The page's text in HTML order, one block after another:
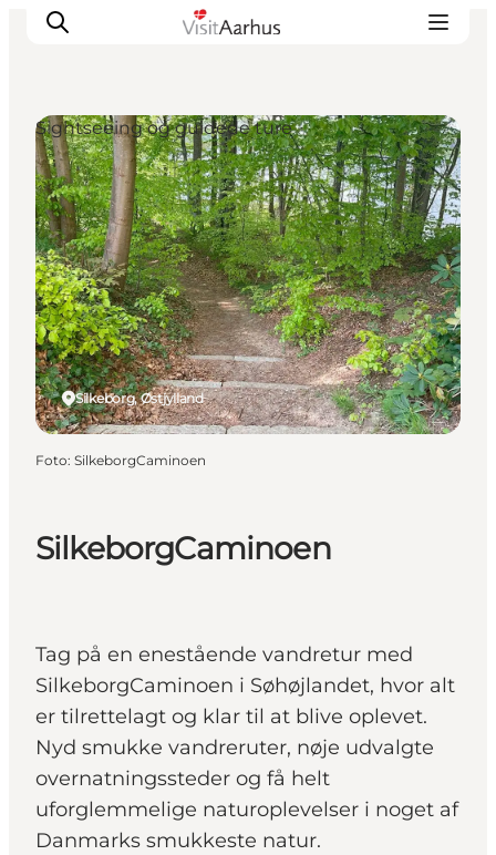
Oplevelser
Kalender
Byer og steder
Planlæg ferien
Transport
SilkeborgCaminoen
Tag på en enestående vandretur med
SilkeborgCaminoen i Søhøjlandet, hvor alt
er tilrettelagt og klar til at blive oplevet.
Nyd smukke vandreruter, nøje udvalgte
overnatningssteder og få helt
uforglemmelige naturoplevelser i noget af
Danmarks smukkeste natur.
Silkeborg, Østjylland
Sightseeing og guidede ture
Foto: SilkeborgCaminoen